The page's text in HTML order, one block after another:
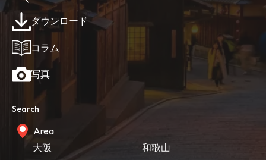
ダウンロード
コラム
写真
Search
Area
大阪
和歌山